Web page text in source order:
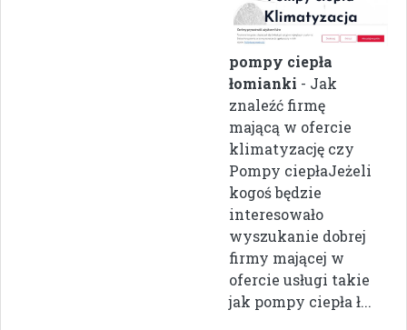
pompy ciepła
łomianki - Jak
znaleźć firmę
mającą w ofercie
klimatyzację czy
Pompy ciepłaJeżeli
kogoś będzie
interesowało
wyszukanie dobrej
firmy mającej w
ofercie usługi takie
jak pompy ciepła ł...